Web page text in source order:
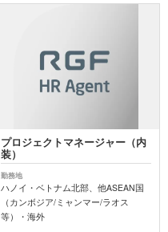
プロジェクトマネージャー（内
装）
勤務地
ハノイ・ベトナム北部、他ASEAN国
（カンボジア/ミャンマー/ラオス
等）・海外